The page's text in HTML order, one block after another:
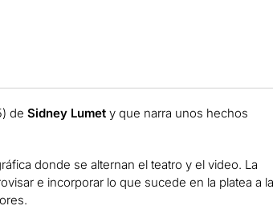
de Sidney Lumety que narra unos hechos
donde se alternan el teatro y el video. La
e incorporar lo que sucede en la platea a la